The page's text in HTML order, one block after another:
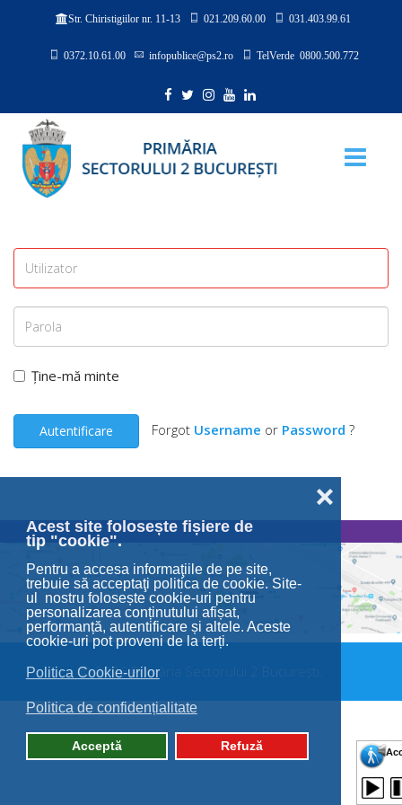
Acest site folosește fișiere de
tip "cookie".
Pentru a accesa informaţiile de pe site,
trebuie să acceptaţi politica de cookie. Site-
ul nostru folosește cookie-uri pentru
personalizarea conținutului afișat,
performanță, autentificare și altele. Aceste
cookie-uri pot proveni de la terți.
Politica Cookie-urilor
Politica de confidențialitate
Acceptă Refuză
❌
Str. Chiristigiilor nr. 11-13 021.209.60.00 031.403.99.61
0372.10.61.00 infopublice@ps2.ro TelVerde 0800.500.772
Ține-mă minte
Autentificare Forgot Username or Password ?
© 2026 Primăria Sectorului 2 București.